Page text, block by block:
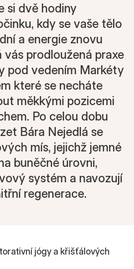
si dvě hodiny
kdy se vaše tělo
a energie znovu
vás prodloužená praxe
pod vedením Markéty
které se necháte
měkkými pozicemi
Po celou dobu
Bára Nejedlá se
mís, jejichž jemné
buněčné úrovni,
systém a navozují
regenerace.
jógy a křišťálových